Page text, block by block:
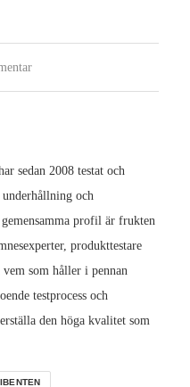
sedan 2008 testat och
och
profil är frukten
produkttestare
som håller i pennan
testprocess och
den höga kvalitet som